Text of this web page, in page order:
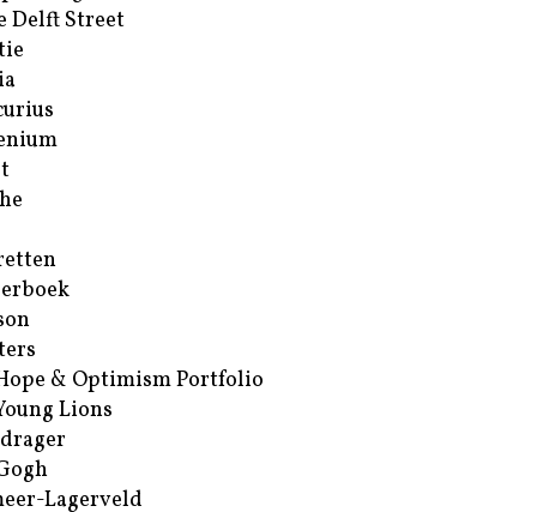
Delft Street
& Optimism Portfolio
Lions
Lagerveld